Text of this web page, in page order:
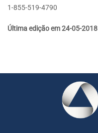
1-855-519-4790
Última edição em 24-05-2018